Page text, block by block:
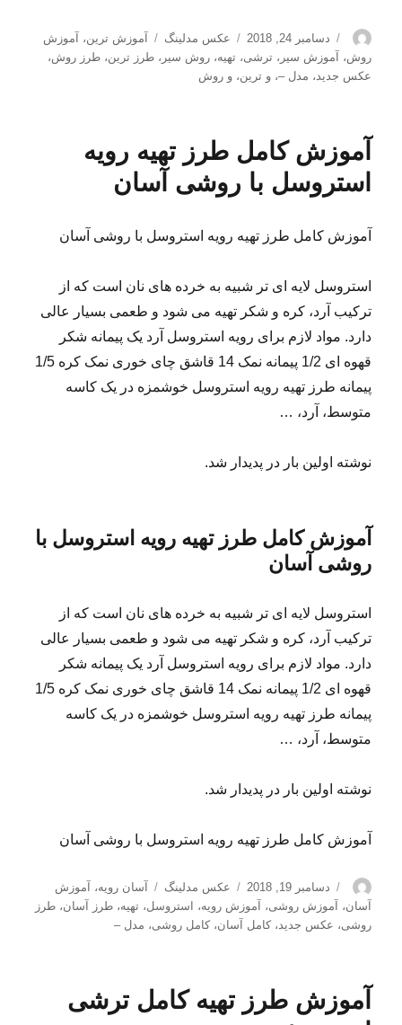
نویسنده
ارسال
شده
در
دسامبر 24, 2018 دسته‌ها
عکس مدلینگ برچسب‌ها
آموزش ترین،
آموزش
روش، آموزش سیر ،ترشی،تهیه،روش سیر ،طرز ترین،طرز روش،
عکس جدید، مدل –،و ترین،و روش
آموزش کامل طرز تهیه رویه
استروسل با روشی آسان
آموزش کامل طرز تهیه رویه استروسل با روشی آسان
استروسل لایه ای تر شبیه به خرده های نان است که از
ترکیب آرد، کره و شکر تهیه می شود و طعمی بسیار عالی
دارد. مواد لازم برای رویه استروسل آرد یک پیمانه شکر
قهوه ای 1/2 پیمانه نمک 14 قاشق چای خوری نمک کره 1/5
پیمانه طرز تهیه رویه استروسل خوشمزه در یک کاسه
متوسط، آرد، …
نوشته اولین بار در پدیدار شد.
آموزش کامل طرز تهیه رویه استروسل با
روشی آسان
استروسل لایه ای تر شبیه به خرده های نان است که از
ترکیب آرد، کره و شکر تهیه می شود و طعمی بسیار عالی
دارد. مواد لازم برای رویه استروسل آرد یک پیمانه شکر
قهوه ای 1/2 پیمانه نمک 14 قاشق چای خوری نمک کره 1/5
پیمانه طرز تهیه رویه استروسل خوشمزه در یک کاسه
متوسط، آرد، …
نوشته اولین بار در پدیدار شد.
آموزش کامل طرز تهیه رویه استروسل با روشی آسان
نویسنده
ارسال
شده
در
دسامبر 19, 2018 دسته‌ها
عکس مدلینگ برچسب‌ها
آسان رویه،
آموزش
آسان، آموزش روشی، آموزش رویه، استروسل،تهیه،طرز آسان،طرز
روشی، عکس جدید،کامل آسان،کامل روشی، مدل –
آموزش طرز تهیه کامل ترشی